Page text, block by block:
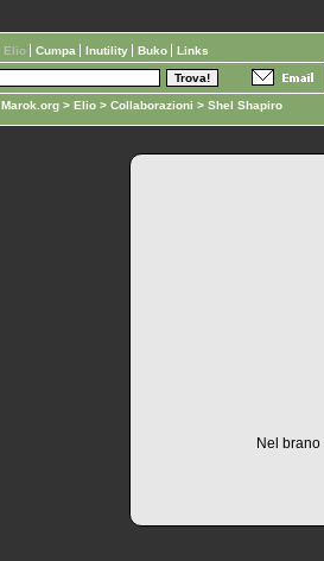
Marok.org > Elio > Collaborazioni > Shel Shapiro
Elio Cumpa Inutility Buko Links
Nel brano